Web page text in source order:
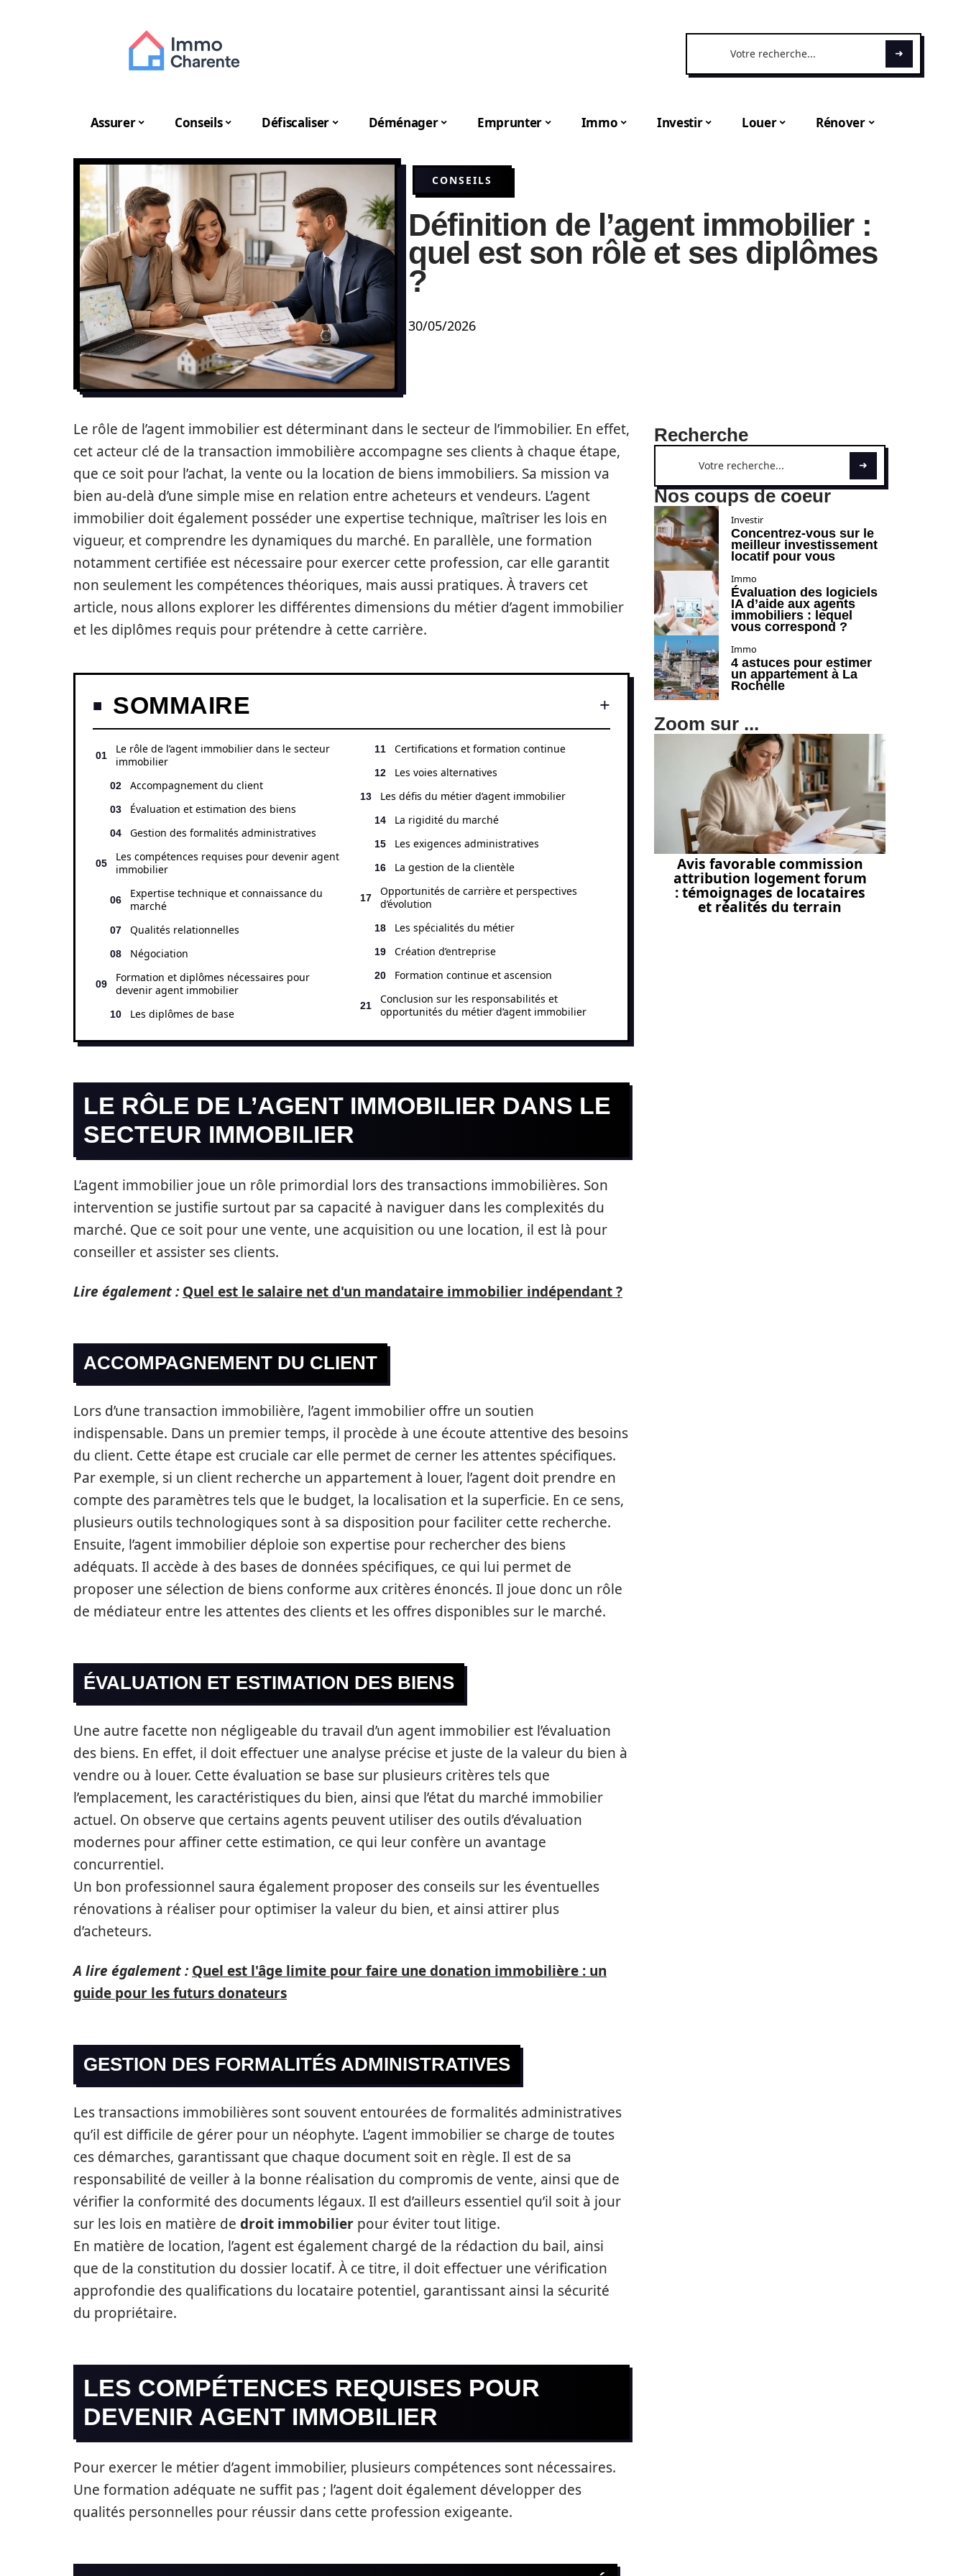
Assurer Conseils Défiscaliser Déménager Emprunter Immo Investir Louer Rénover
CONSEILS
Définition de l’agent immobilier :
quel est son rôle et ses diplômes
?
30/05/2026
Le rôle de l’agent immobilier est déterminant dans le secteur de l’immobilier. En effet,
cet acteur clé de la transaction immobilière accompagne ses clients à chaque étape,
que ce soit pour l’achat, la vente ou la location de biens immobiliers. Sa mission va
bien au-delà d’une simple mise en relation entre acheteurs et vendeurs. L’agent
immobilier doit également posséder une expertise technique, maîtriser les lois en
vigueur, et comprendre les dynamiques du marché. En parallèle, une formation
notamment certifiée est nécessaire pour exercer cette profession, car elle garantit
non seulement les compétences théoriques, mais aussi pratiques. À travers cet
article, nous allons explorer les différentes dimensions du métier d’agent immobilier
et les diplômes requis pour prétendre à cette carrière.
SOMMAIRE
Le rôle de l’agent immobilier dans le secteur
immobilier
Accompagnement du client
Évaluation et estimation des biens
Gestion des formalités administratives
Les compétences requises pour devenir agent
immobilier
Expertise technique et connaissance du
marché
Qualités relationnelles
Négociation
Formation et diplômes nécessaires pour
devenir agent immobilier
Les diplômes de base
Certifications et formation continue
Les voies alternatives
Les défis du métier d’agent immobilier
La rigidité du marché
Les exigences administratives
La gestion de la clientèle
Opportunités de carrière et perspectives
d’évolution
Les spécialités du métier
Création d’entreprise
Formation continue et ascension
Conclusion sur les responsabilités et
opportunités du métier d’agent immobilier
LE RÔLE DE L’AGENT IMMOBILIER DANS LE
SECTEUR IMMOBILIER
L’agent immobilier joue un rôle primordial lors des transactions immobilières. Son
intervention se justifie surtout par sa capacité à naviguer dans les complexités du
marché. Que ce soit pour une vente, une acquisition ou une location, il est là pour
conseiller et assister ses clients.
Lire également : Quel est le salaire net d'un mandataire immobilier indépendant ?
ACCOMPAGNEMENT DU CLIENT
Lors d’une transaction immobilière, l’agent immobilier offre un soutien
indispensable. Dans un premier temps, il procède à une écoute attentive des besoins
du client. Cette étape est cruciale car elle permet de cerner les attentes spécifiques.
Par exemple, si un client recherche un appartement à louer, l’agent doit prendre en
compte des paramètres tels que le budget, la localisation et la superficie. En ce sens,
plusieurs outils technologiques sont à sa disposition pour faciliter cette recherche.
Ensuite, l’agent immobilier déploie son expertise pour rechercher des biens
adéquats. Il accède à des bases de données spécifiques, ce qui lui permet de
proposer une sélection de biens conforme aux critères énoncés. Il joue donc un rôle
de médiateur entre les attentes des clients et les offres disponibles sur le marché.
ÉVALUATION ET ESTIMATION DES BIENS
Une autre facette non négligeable du travail d’un agent immobilier est l’évaluation
des biens. En effet, il doit effectuer une analyse précise et juste de la valeur du bien à
vendre ou à louer. Cette évaluation se base sur plusieurs critères tels que
l’emplacement, les caractéristiques du bien, ainsi que l’état du marché immobilier
actuel. On observe que certains agents peuvent utiliser des outils d’évaluation
modernes pour affiner cette estimation, ce qui leur confère un avantage
concurrentiel.
Un bon professionnel saura également proposer des conseils sur les éventuelles
rénovations à réaliser pour optimiser la valeur du bien, et ainsi attirer plus
d’acheteurs.
A lire également : Quel est l'âge limite pour faire une donation immobilière : un
guide pour les futurs donateurs
GESTION DES FORMALITÉS ADMINISTRATIVES
Les transactions immobilières sont souvent entourées de formalités administratives
qu’il est difficile de gérer pour un néophyte. L’agent immobilier se charge de toutes
ces démarches, garantissant que chaque document soit en règle. Il est de sa
responsabilité de veiller à la bonne réalisation du compromis de vente, ainsi que de
vérifier la conformité des documents légaux. Il est d’ailleurs essentiel qu’il soit à jour
sur les lois en matière de droit immobilier pour éviter tout litige.
En matière de location, l’agent est également chargé de la rédaction du bail, ainsi
que de la constitution du dossier locatif. À ce titre, il doit effectuer une vérification
approfondie des qualifications du locataire potentiel, garantissant ainsi la sécurité
du propriétaire.
LES COMPÉTENCES REQUISES POUR
DEVENIR AGENT IMMOBILIER
Pour exercer le métier d’agent immobilier, plusieurs compétences sont nécessaires.
Une formation adéquate ne suffit pas ; l’agent doit également développer des
qualités personnelles pour réussir dans cette profession exigeante.
Recherche
Nos coups de coeur
Investir
Concentrez-vous sur le
meilleur investissement
locatif pour vous
Immo
Évaluation des logiciels
IA d’aide aux agents
immobiliers : lequel
vous correspond ?
Immo
4 astuces pour estimer
un appartement à La
Rochelle
Zoom sur ...
Avis favorable commission
attribution logement forum
: témoignages de locataires
et réalités du terrain